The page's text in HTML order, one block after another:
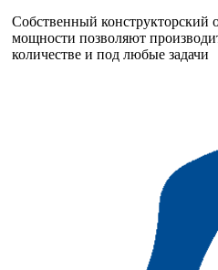
Собственный конструкторский
мощности позволяют
количестве и под любые задачи